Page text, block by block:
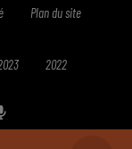
Plan du site
2022